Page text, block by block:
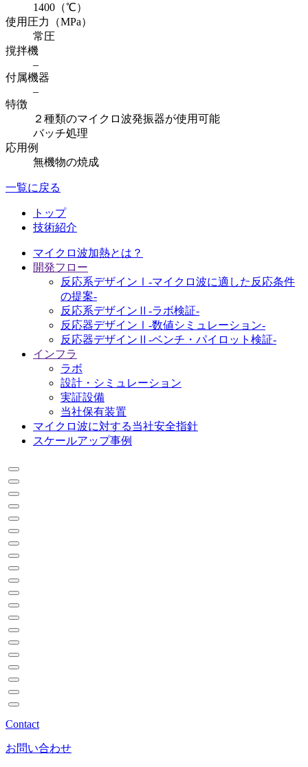
1400（℃）
使用圧力（MPa）
常圧
撹拌機
–
付属機器
–
特徴
２種類のマイクロ波発振器が使用可能
バッチ処理
応用例
無機物の焼成
一覧に戻る
トップ
技術紹介
マイクロ波加熱とは？
開発フロー
反応系デザインⅠ-マイクロ波に適した反応条件
の提案-
反応系デザインⅡ-ラボ検証-
反応器デザインⅠ-数値シミュレーション-
反応器デザインⅡ-ベンチ・パイロット検証-
インフラ
ラボ
設計・シミュレーション
実証設備
当社保有装置
マイクロ波に対する当社安全指針
スケールアップ事例
Contact
お問い合わせ